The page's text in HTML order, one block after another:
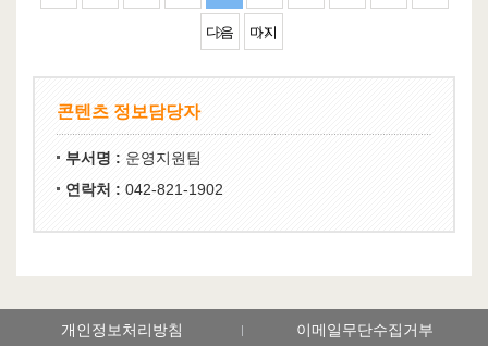
다음
마지
콘텐츠 정보담당자
부서명 : 운영지원팀
연락처 : 042-821-1902
개인정보처리방침 이메일무단수집거부